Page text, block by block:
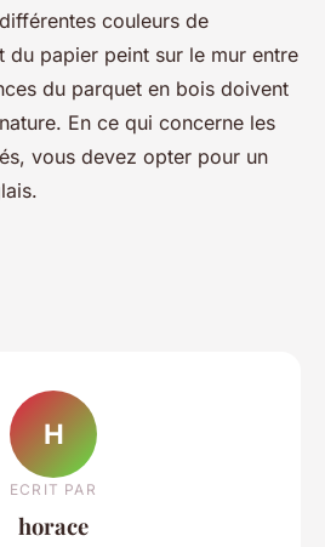
couleurs de
du papier peint sur le mur entre
du parquet en bois doivent
En ce qui concerne les
vous devez opter pour un
H
ECRIT PAR
horace